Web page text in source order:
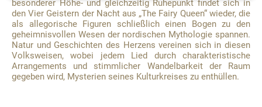
besonderer Höhe- und gleichzeitig Ruhepunkt findet sich in
den Vier Geistern der Nacht aus „The Fairy Queen“ wieder, die
als allegorische Figuren schließlich einen Bogen zu den
geheimnisvollen Wesen der nordischen Mythologie spannen.
Natur und Geschichten des Herzens vereinen sich in diesen
Volksweisen, wobei jedem Lied durch charakteristische
Arrangements und stimmlicher Wandelbarkeit der Raum
gegeben wird, Mysterien seines Kulturkreises zu enthüllen.